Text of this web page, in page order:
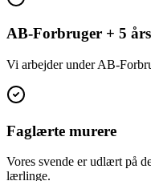
AB-Forbruger + 5
Vi arbejder under AB-
Faglærte murere
Vores svende er udlært på
lærlinge.